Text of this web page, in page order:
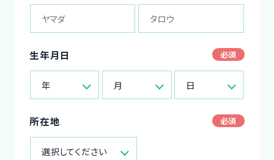
生年月日
年 月 日
所在地
選択してください